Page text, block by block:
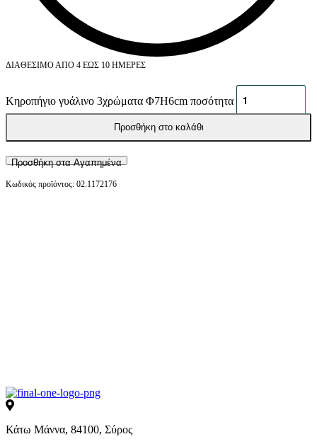
ΔΙΑΘΈΣΙΜΟ ΑΠΌ 4 ΈΩΣ 10 ΗΜΈΡΕΣ
Κηροπήγιο γυάλινο 3χρώματα Φ7Η6cm ποσότητα
Προσθήκη στο καλάθι
Προσθήκη στα Αγαπημένα
02.1172176
Κάτω Μάννα, 84100, Σύρος